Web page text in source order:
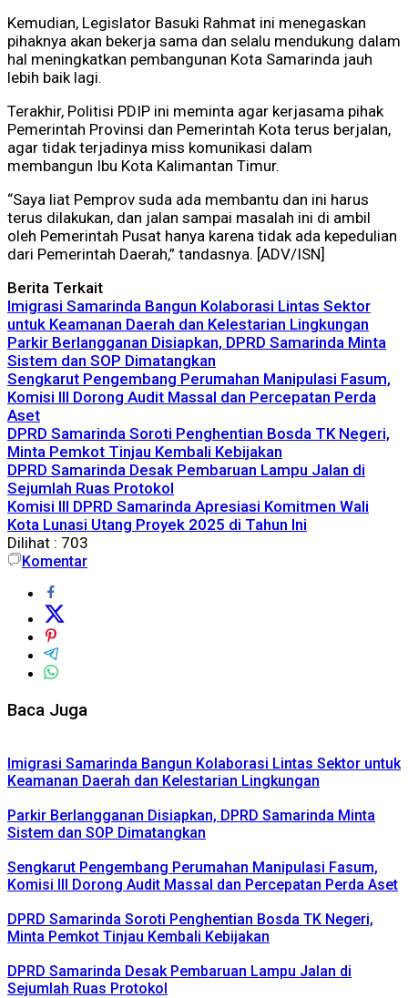
Kemudian, Legislator Basuki Rahmat ini menegaskan
pihaknya akan bekerja sama dan selalu mendukung dalam
hal meningkatkan pembangunan Kota Samarinda jauh
lebih baik lagi.
Terakhir, Politisi PDIP ini meminta agar kerjasama pihak
Pemerintah Provinsi dan Pemerintah Kota terus berjalan,
agar tidak terjadinya miss komunikasi dalam
membangun Ibu Kota Kalimantan Timur.
“Saya liat Pemprov suda ada membantu dan ini harus
terus dilakukan, dan jalan sampai masalah ini di ambil
oleh Pemerintah Pusat hanya karena tidak ada kepedulian
dari Pemerintah Daerah,” tandasnya. [ADV/ISN]
Berita Terkait
Imigrasi Samarinda Bangun Kolaborasi Lintas Sektor
untuk Keamanan Daerah dan Kelestarian Lingkungan
Parkir Berlangganan Disiapkan, DPRD Samarinda Minta
Sistem dan SOP Dimatangkan
Sengkarut Pengembang Perumahan Manipulasi Fasum,
Komisi III Dorong Audit Massal dan Percepatan Perda
Aset
DPRD Samarinda Soroti Penghentian Bosda TK Negeri,
Minta Pemkot Tinjau Kembali Kebijakan
DPRD Samarinda Desak Pembaruan Lampu Jalan di
Sejumlah Ruas Protokol
Komisi III DPRD Samarinda Apresiasi Komitmen Wali
Kota Lunasi Utang Proyek 2025 di Tahun Ini
Dilihat : 703
Komentar
Baca Juga
Imigrasi Samarinda Bangun Kolaborasi Lintas Sektor untuk
Keamanan Daerah dan Kelestarian Lingkungan
Parkir Berlangganan Disiapkan, DPRD Samarinda Minta
Sistem dan SOP Dimatangkan
Sengkarut Pengembang Perumahan Manipulasi Fasum,
Komisi III Dorong Audit Massal dan Percepatan Perda Aset
DPRD Samarinda Soroti Penghentian Bosda TK Negeri,
Minta Pemkot Tinjau Kembali Kebijakan
DPRD Samarinda Desak Pembaruan Lampu Jalan di
Sejumlah Ruas Protokol